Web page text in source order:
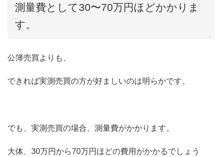
測量費として30〜70万円ほどかかりま
す。
公簿売買よりも、
できれば実測売買の方が好ましいのは明らかです。
でも、実測売買の場合、測量費がかかります。
大体、30万円から70万円ほどの費用がかかるでしょう